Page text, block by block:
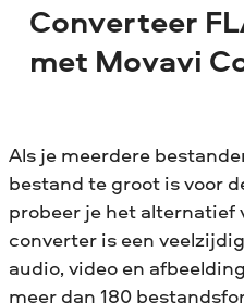
Converteer
met Movavi
Als je meerdere
bestand te groot is voor
probeer je het alternatief
converter is een
audio, video en
meer dan 180